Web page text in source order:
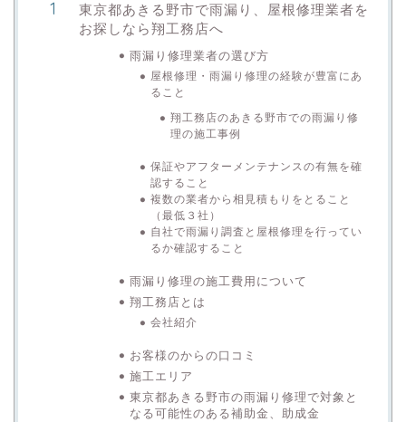
東京都あきる野市で雨漏り、屋根修理業者を
お探しなら翔工務店へ
雨漏り修理業者の選び方
屋根修理・雨漏り修理の経験が豊富にあ
ること
翔工務店のあきる野市での雨漏り修
理の施工事例
保証やアフターメンテナンスの有無を確
認すること
複数の業者から相見積もりをとること
（最低３社）
自社で雨漏り調査と屋根修理を行ってい
るか確認すること
雨漏り修理の施工費用について
翔工務店とは
会社紹介
お客様のからの口コミ
施工エリア
東京都あきる野市の雨漏り修理で対象と
なる可能性のある補助金、助成金